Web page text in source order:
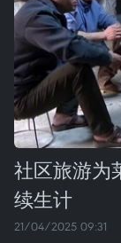
社区旅游为
续生计
21/04/2025 09:31